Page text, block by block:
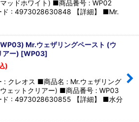
ッドホワイト) ■商品番号 : WP02
: 4973028630848 【詳細】 ■Mr.
Mr.ウェザリングペースト (ウ
アー) [WP03]
)
: クレオス ■商品名 : Mr.ウェザリング
ェットクリアー) ■商品番号 : WP03
: 4973028630855 【詳細】 ■水分